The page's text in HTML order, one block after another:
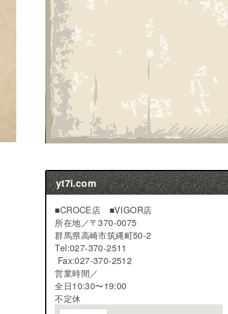
yt7i.com
■CROCE店 ■VIGOR店
所在地／〒370-0075
群馬県高崎市筑縄町50-2
Tel:027-370-2511
Fax:027-370-2512
営業時間／
全日10:30〜19:00
不定休